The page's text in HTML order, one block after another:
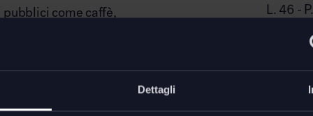
Dettagli
come caffè,
introduce un aggiornamento
in bianco o grigio
L. 46 -